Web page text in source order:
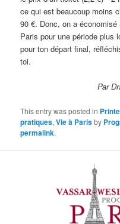
ce qui est beaucoup moins
90 €. Donc, on a
Paris pour une période plus
pour ton départ final,
toi.
Par
This entry was posted in
pratiques,Vie à Parisby
permalink.